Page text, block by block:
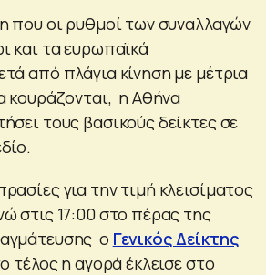
που οι ρυθμοί των συναλλαγών
και τα ευρωπαϊκά
από πλάγια κίνηση με μέτρια
κουράζονται, η Αθήνα
τους βασικούς δείκτες σε
για την τιμή κλεισίματος
στις 17:00 στο πέρας της
ο Γενικός Δείκτης
τέλος η αγορά έκλεισε στο